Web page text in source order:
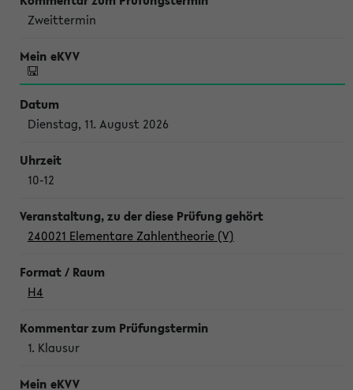
Zweittermin
Dienstag, 11. August 2026
10-12
240021 Elementare Zahlentheorie (V)
H4
1. Klausur